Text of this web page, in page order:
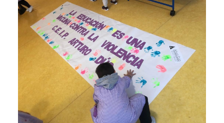
imagen
más
grande